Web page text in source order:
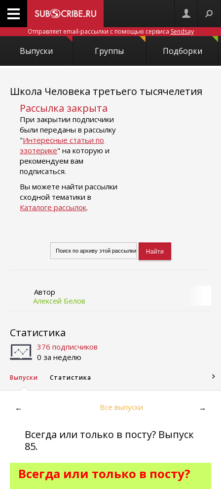
Отправляет email-рассылки с помощью сервиса Sendsay
Выпуски Группы Подборки
Школа Человека третьего тысячелетия
Рассылка закрыта
При закрытии подписчики
были переданы в рассылку
"Интересные статьи по
эзотерике" на которую и
рекомендуем вам
подписаться.
Вы можете найти рассылки
сходной тематики в
Каталоге рассылок.
Автор
Алексей Белов
Статистика
376 подписчиков
0 за неделю
Выпуски Статистика
← Все выпуски →
Всегда или только в посту? Выпуск
85.
Всегда или только в посту?